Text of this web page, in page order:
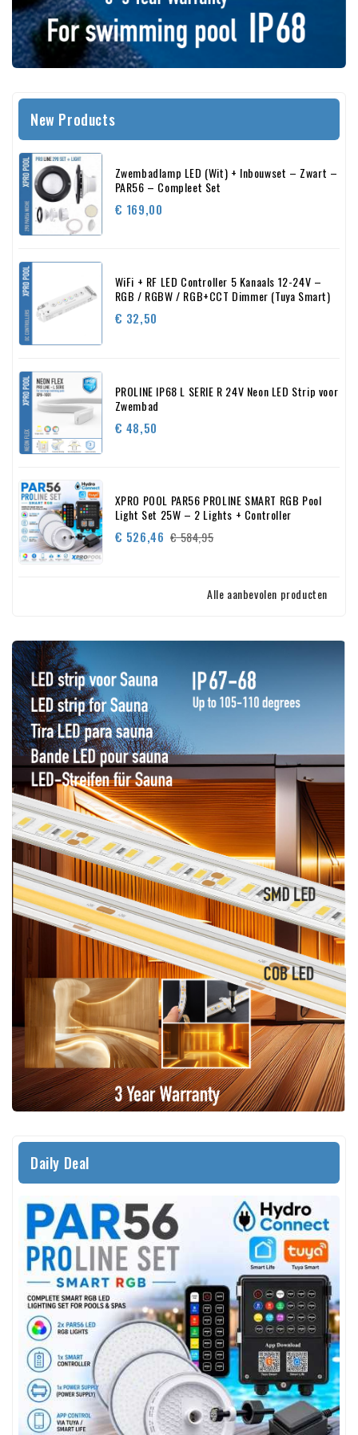
New Products
Zwembadlamp LED (Wit) + Inbouwset – Zwart –
PAR56 – Compleet Set
€ 169,00
WiFi + RF LED Controller 5 Kanaals 12-24V –
RGB / RGBW / RGB+CCT Dimmer (Tuya Smart)
€ 32,50
PROLINE IP68 L SERIE R 24V Neon LED Strip voor
Zwembad
€ 48,50
XPRO POOL PAR56 PROLINE SMART RGB Pool
Light Set 25W – 2 Lights + Controller
€ 526,46 Normale
€ 584,95Prijs
Alle aanbevolen producten
Daily Deal